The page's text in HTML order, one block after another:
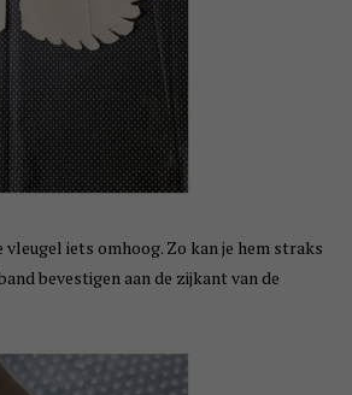
vleugel iets omhoog. Zo kan je hem straks
bevestigen aan de zijkant van de